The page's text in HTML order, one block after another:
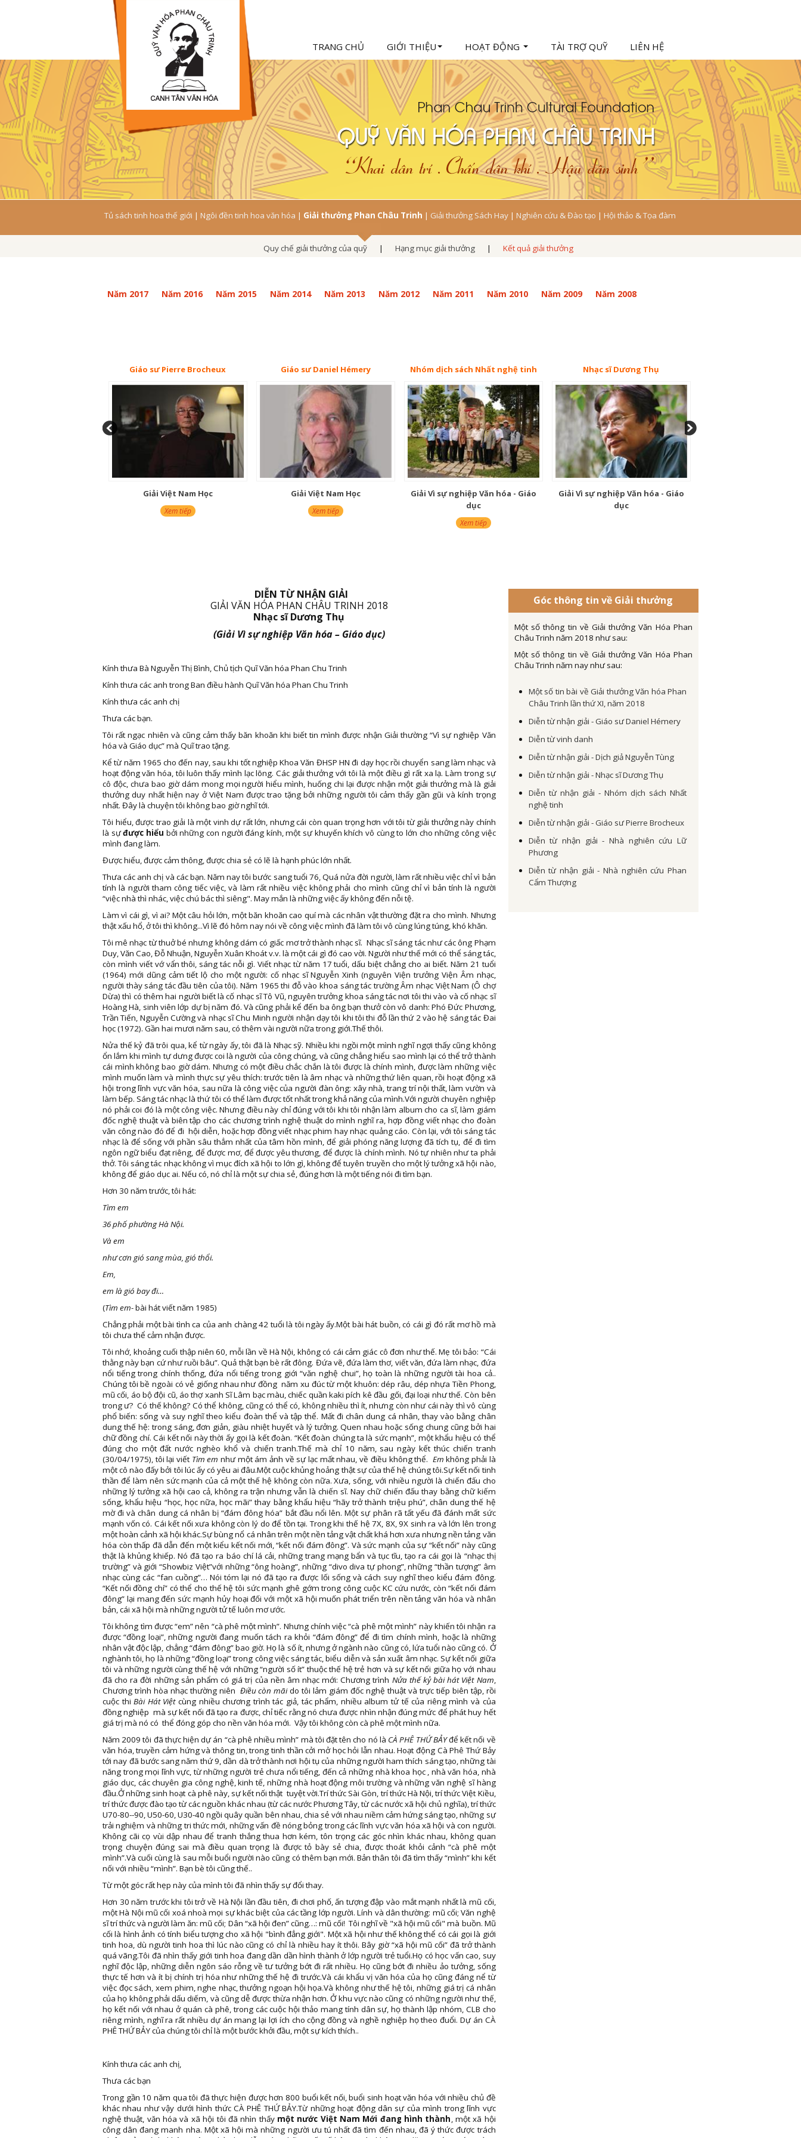
TRANG CHỦ GIỚI THIỆU HOẠT ĐỘNG TÀI TRỢ QUỸ LIÊN HỆ
Tủ sách tinh hoa thế giới | Ngôi đền tinh hoa văn hóa | Giải thưởng Phan Châu Trinh | Giải thưởng Sách Hay | Nghiên cứu & Đào tạo | Hội thảo & Tọa đàm
Quy chế giải thưởng của quỹ | Hạng mục giải thưởng | Kết quả giải thưởng
Năm 2017 Năm 2016 Năm 2015 Năm 2014 Năm 2013 Năm 2012 Năm 2011 Năm 2010 Năm 2009 Năm 2008
Giáo sư Pierre Brocheux
Giải Việt Nam Học
Xem tiếp
Giáo sư Daniel Hémery
Giải Việt Nam Học
Xem tiếp
Nhóm dịch sách Nhất nghệ tinh
Giải Vì sự nghiệp Văn hóa - Giáo
dục
Xem tiếp
Nhạc sĩ Dương Thụ
Giải Vì sự nghiệp Văn hóa - Giáo
dục
DIỄN TỪ NHẬN GIẢI
GIẢI VĂN HÓA PHAN CHÂU TRINH 2018
Nhạc sĩ Dương Thụ
(Giải Vì sự nghiệp Văn hóa – Giáo dục)
Kính thưa Bà Nguyễn Thị Bình, Chủ tịch Quĩ Văn hóa Phan Chu Trinh
Kính thưa các anh trong Ban điều hành Quĩ Văn hóa Phan Chu Trinh
Kính thưa các anh chị
Thưa các bạn.
Tôi rất ngạc nhiên và cũng cảm thấy băn khoăn khi biết tin mình được nhận Giải thường “Vì sự nghiệp Văn
hóa và Giáo dục” mà Quĩ trao tặng.
Kể từ năm 1965 cho đến nay, sau khi tốt nghiệp Khoa Văn ĐHSP HN đi dạy học rồi chuyển sang làm nhạc và
hoạt động văn hóa, tôi luôn thấy mình lạc lõng. Các giải thưởng với tôi là một điều gì rất xa lạ. Làm trong sự
cô độc, chưa bao giờ dám mong mọi người hiểu mình, huống chi lại được nhận một giải thưởng mà là giải
thưởng duy nhất hiện nay ở Việt Nam được trao tặng bởi những người tôi cảm thấy gần gũi và kính trọng
nhất. Đây là chuyện tôi không bao giờ nghĩ tới.
Tôi hiểu, được trao giải là một vinh dự rất lớn, nhưng cái còn quan trọng hơn với tôi từ giải thưởng này chính
là sựđược hiểu bởi những con người đáng kính, một sự khuyến khích vô cùng to lớn cho những công việc
mình đang làm.
Được hiểu, được cảm thông, được chia sẻ có lẽ là hạnh phúc lớn nhất.
Thưa các anh chị và các bạn. Năm nay tôi bước sang tuổi 76, Quá nửa đời người, làm rất nhiều việc chỉ vì bản
tính là người tham công tiếc việc, và làm rất nhiều việc không phải cho mình cũng chỉ vì bản tính là người
“việc nhà thì nhác, việc chú bác thì siêng". May mắn là những việc ấy không đến nỗi tệ.
Làm vì cái gì, vì ai? Một câu hỏi lớn, một băn khoăn cao quí mà các nhân vật thường đặt ra cho mình. Nhưng
thật xấu hổ, ở tôi thì không...Vì lẽ đó hôm nay nói về công việc mình đã làm tôi vô cùng lúng túng, khó khăn.
Tôi mê nhạc từ thuở bé nhưng không dám có giấc mơ trở thành nhạc sĩ. Nhạc sĩ sáng tác như các ông Phạm
Duy, Văn Cao, Đỗ Nhuận, Nguyễn Xuân Khoát v.v. là một cái gì đó cao vời. Người như thế mới có thể sáng tác,
còn mình viết vớ vẩn thôi, sáng tác nỗi gì. Viết nhạc từ năm 17 tuổi, dấu biệt chẳng cho ai biết. Năm 21 tuổi
(1964) mới dũng cảm tiết lộ cho một người: cố nhạc sĩ Nguyễn Xinh (nguyên Viện trưởng Viện Âm nhạc,
người thày sáng tác đầu tiên của tôi). Năm 1965 thi đỗ vào khoa sáng tác trường Âm nhạc Việt Nam (Ô chợ
Dừa) thì có thêm hai người biết là cố nhạc sĩ Tô Vũ, nguyên trưởng khoa sáng tác nơi tôi thi vào và cố nhạc sĩ
Hoàng Hà, sinh viên lớp dự bị năm đó. Và cũng phải kể đến ba ông bạn thưở còn vô danh: Phó Đức Phương,
Trần Tiến, Nguyễn Cường và nhạc sĩ Chu Minh người nhận dạy tôi khi tôi thi đỗ lần thứ 2 vào hệ sáng tác Đai
học (1972). Gần hai mươi năm sau, có thêm vài người nữa trong giới.Thế thôi.
Nửa thế kỷ đã trôi qua, kể từ ngày ấy, tôi đã là Nhạc sỹ. Nhiều khi ngồi một mình nghĩ ngợi thấy cũng không
ổn lắm khi mình tự dưng được coi là người của công chúng, và cũng chẳng hiểu sao mình lại có thể trở thành
cái mình không bao giờ dám. Nhưng có một điều chắc chắn là tôi được là chính mình, được làm những việc
mình muốn làm và mình thực sự yêu thích: trước tiên là âm nhạc và những thứ liên quan, rồi hoạt động xã
hội trong lĩnh vực văn hóa, sau nữa là công việc của người đàn ông: xây nhà, trang trí nội thất, làm vườn và
làm bếp. Sáng tác nhạc là thứ tôi có thể làm được tốt nhất trong khả năng của mình.Với người chuyên nghiệp
nó phải coi đó là một công việc. Nhưng điều này chỉ đúng với tôi khi tôi nhận làm album cho ca sĩ, làm giám
đốc nghệ thuật và biên tập cho các chương trình nghệ thuật do mình nghĩ ra, hợp đồng viết nhạc cho đoàn
văn công nào đó để đi hội diễn, hoặc hợp đồng viết nhạc phim hay nhạc quảng cáo. Còn lại, với tôi sáng tác
nhạc là để sống với phần sâu thẳm nhất của tâm hồn mình, để giải phóng năng lượng đã tích tụ, để đi tìm
ngôn ngữ biểu đạt riêng, để được mơ, để được yêu thương, để được là chính mình. Nó tự nhiên như ta phải
thở. Tôi sáng tác nhạc không vì mục đích xã hội to lớn gì, không để tuyên truyền cho một lý tưởng xã hội nào,
không để giáo dục ai. Nếu có, nó chỉ là một sự chia sẻ, đúng hơn là một tiếng nói đi tìm bạn.
Hơn 30 năm trước, tôi hát:
Tìm em
36 phố phường Hà Nội.
Và em
như cơn gió sang mùa, gió thổi.
Em,
em là gió bay đi…
(Tìm em- bài hát viết năm 1985)
Chẳng phải một bài tình ca của anh chàng 42 tuổi là tôi ngày ấy.Một bài hát buồn, có cái gì đó rất mơ hồ mà
tôi chưa thể cảm nhận được.
Tôi nhớ, khoảng cuối thập niên 60, mỗi lần về Hà Nội, không có cái cảm giác cô đơn như thế. Mẹ tôi bảo: “Cái
thằng này bạn cứ như ruồi bâu”. Quả thật bạn bè rất đông. Đứa vẽ, đứa làm thơ, viết văn, đứa làm nhạc, đứa
nổi tiếng trong chính thống, đứa nổi tiếng trong giới “văn nghệ chui”, họ toàn là những người tài hoa cả..
Chúng tôi bề ngoài có vẻ giống nhau như đồng năm xu đúc từ một khuôn: dép râu, dép nhựa Tiền Phong,
mũ cối, áo bộ đội cũ, áo thợ xanh Sĩ Lâm bạc màu, chiếc quần kaki pích kê đầu gối, đại loại như thế. Còn bên
trong ư? Có thế không? Có thể không, cũng có thể có, không nhiều thì ít, nhưng còn như cái này thì vô cùng
phổ biến: sống và suy nghĩ theo kiểu đoàn thể và tập thể. Mất đi chân dung cá nhân, thay vào bằng chân
dung thế hệ: trong sáng, đơn giản, giàu nhiệt huyết và lý tưởng. Quen nhau hoặc sống chung cũng bởi hai
chữ đồng chí. Cái kết nối này thời ấy gọi là kết đoàn. “Kết đoàn chúng ta là sức mạnh”, một khẩu hiệu có thể
đúng cho một đất nước nghèo khổ và chiến tranh.Thế mà chỉ 10 năm, sau ngày kết thúc chiến tranh
(30/04/1975), tôi lại viết Tìm emnhư một ám ảnh về sự lạc mất nhau, về điều không thể. Emkhông phải là
một cô nào đấy bởi tôi lúc ấy có yêu ai đâu.Một cuộc khủng hoảng thật sự của thế hệ chúng tôi.Sự kết nối tinh
thần để làm nên sức mạnh của cả một thế hệ không còn nữa. Xưa, sống, với nhiều người là chiến đấu cho
những lý tưởng xã hội cao cả, không ra trận nhưng vẫn là chiến sĩ. Nay chữ chiến đấu thay bằng chữ kiếm
sống, khẩu hiệu “học, học nữa, học mãi” thay bằng khẩu hiệu “hãy trở thành triệu phú”, chân dung thế hệ
mờ đi và chân dung cá nhân bị “đám đông hóa” bắt đầu nổi lên. Một sự phân rã tất yếu đã đánh mất sức
mạnh vốn có. Cái kết nối xưa không còn lý do để tồn tại. Trong khi thế hệ 7X, 8X, 9X sinh ra và lớn lên trong
một hoàn cảnh xã hội khác.Sự bùng nổ cá nhân trên một nền tảng vật chất khá hơn xưa nhưng nền tảng văn
hóa còn thấp đã dẫn đến một kiểu kết nối mới, “kết nối đám đông”. Và sức mạnh của sự “kết nối” này cũng
thật là khủng khiếp. Nó đã tạo ra báo chí lá cải, những trang mạng bẩn và tục tĩu, tạo ra cái gọi là “nhạc thị
trường” và giới “Showbiz Việt”với những “ông hoàng”, những “divo diva tự phong”, những “thần tượng” âm
nhạc cùng các “fan cuồng”… Nói tóm lại nó đã tạo ra được lối sống và cách suy nghĩ theo kiểu đám đông.
“Kết nối đồng chí” có thể cho thế hệ tôi sức mạnh ghê gớm trong công cuộc KC cứu nước, còn “kết nối đám
đông” lại mang đến sức mạnh hủy hoại đối với một xã hội muốn phát triển trên nền tảng văn hóa và nhân
bản, cái xã hội mà những người tử tế luôn mơ ước.
Tôi không tìm được “em” nên “cà phê một mình”. Nhưng chính việc “cà phê một mình” này khiến tôi nhận ra
được “đồng loại”, những người đang muốn tách ra khỏi “đám đông” để đi tìm chính mình, hoặc là những
nhân vật độc lập, chẳng “đám đông” bao giờ. Họ là số ít, nhưng ở ngành nào cũng có, lứa tuổi nào cũng có. Ở
nghành tôi, họ là những “đồng loại” trong công việc sáng tác, biểu diễn và sản xuất âm nhạc. Sự kết nối giữa
tôi và những người cùng thế hệ với những “người số ít” thuộc thế hệ trẻ hơn và sự kết nối giữa họ với nhau
đã cho ra đời những sản phẩm có giá trị của nền âm nhạc mới: Chương trình Nửa thế kỷ bài hát Việt Nam,
Chương trình hòa nhạc thường niên Điều còn mãido tôi lảm giám đốc nghệ thuật và trực tiếp biên tập, rồi
cuộc thiBài Hát Việtcùng nhiều chương trình tác giả, tác phẩm, nhiều album tử tế của riêng mình và của
đồng nghiệp mà sự kết nối đã tạo ra được, chỉ tiếc rằng nó chưa được nhìn nhận đúng mức để phát huy hết
giá trị mà nó có thể đóng góp cho nền văn hóa mới. Vậy tôi không còn cà phê một mình nữa.
Năm 2009 tôi đã thực hiện dự án “cà phê nhiều mình” mà tôi đặt tên cho nó là CÀ PHÊ THỨ BẢYđể kết nối về
văn hóa, truyền cảm hứng và thông tin, trong tinh thần cởi mở học hỏi lẫn nhau. Hoạt động Cà Phê Thứ Bảy
tới nay đã bước sang năm thứ 9, dần dà trở thành nơi hội tụ của những người ham thích sáng tạo, những tài
năng trong mọi lĩnh vực, từ những người trẻ chưa nổi tiếng, đến cả những nhà khoa học , nhà văn hóa, nhà
giáo dục, các chuyên gia công nghệ, kinh tế, những nhà hoạt động môi trường và những văn nghệ sĩ hàng
đầu.Ở những sinh hoạt cà phê này, sự kết nối thật tuyệt vời.Trí thức Sài Gòn, trí thức Hà Nội, trí thức Việt Kiều,
trí thức được đào tạo từ các nguồn khác nhau (từ các nước Phương Tây, từ các nước xã hội chủ nghĩa), trí thức
U70-80--90, U50-60, U30-40 ngồi quây quần bên nhau, chia sẻ với nhau niềm cảm hứng sáng tạo, những sự
trải nghiệm và những tri thức mới, những vấn đề nóng bỏng trong các lĩnh vực văn hóa xã hội và con người.
Không cãi cọ vùi dập nhau để tranh thắng thua hơn kém, tôn trọng các góc nhìn khác nhau, không quan
trọng chuyện đúng sai mà điều quan trọng là được tỏ bày sẻ chia, được thoát khỏi cảnh “cà phê một
mình”.Và cuối cùng là sau mỗi buổi người nào cũng có thêm bạn mới. Bản thân tôi đã tìm thấy “mình” khi kết
nối với nhiều “mình”. Bạn bè tôi cũng thế..
Từ một góc rất hẹp này của mình tôi đã nhìn thấy sự đổi thay.
Hơn 30 năm trước khi tôi trở về Hà Nội lần đầu tiên, đi chơi phố, ấn tượng đập vào mắt mạnh nhất là mũ cối,
một Hà Nội mũ cối xoá nhoà mọi sự khác biệt của các tầng lớp người. Lính và dân thường: mũ cối; Văn nghệ
sĩ trí thức và người làm ăn: mũ cối; Dân “xã hội đen” cũng…: mũ cối! Tôi nghĩ về "xã hội mũ cối" mà buồn. Mũ
cối là hình ảnh có tính biểu tượng cho xã hội "bình đẳng giới". Một xã hội như thế không thể có cái gọi là giới
tinh hoa, dù người tinh hoa thì lúc nào cũng có chỉ là nhiều hay ít thôi. Bây giờ “xã hội mũ cối” đã trở thành
quá vãng.Tôi đã nhìn thấy giới tinh hoa đang dần dần hình thành ở lớp người trẻ tuổi.Họ có học vấn cao, suy
nghĩ độc lập, những diễn ngôn sáo rỗng về tư tưởng bớt đi rất nhiều. Họ cũng bớt đi nhiều ảo tưởng, sống
thực tế hơn và ít bị chính trị hóa như những thế hệ đi trước.Và cái khẩu vị văn hóa của họ cũng đáng nể từ
việc đọc sách, xem phim, nghe nhạc, thưởng ngoạn hội họa.Và không như thế hệ tôi, những giá trị cá nhân
của họ không phải dấu diếm, và cũng dễ được thừa nhận hơn. Ở khu vực nào cũng có những người như thế,
họ kết nối với nhau ở quán cà phê, trong các cuộc hội thảo mang tính dân sự, họ thành lập nhóm, CLB cho
riêng mình, nghĩ ra rất nhiều dự án mang lại lợi ích cho cộng đồng và nghề nghiệp họ theo đuổi. Dự án CÀ
PHÊ THỨ BẢY của chúng tôi chỉ là một bước khởi đầu, một sự kích thích..
Kính thưa các anh chị,
Thưa các bạn
Trong gần 10 năm qua tôi đã thực hiện được hơn 800 buổi kết nối, buổi sinh hoạt văn hóa với nhiều chủ đề
khác nhau như vậy dưới hình thức CÀ PHÊ THỨ BẢY.Từ những hoạt động dân sự của mình trong lĩnh vực
nghệ thuật, văn hóa và xã hội tôi đã nhìn thấy một nước Việt Nam Mới đang hình thành, một xã hội
công dân đang manh nha. Một xã hội mà những người ưu tú nhất đã tìm đến nhau, đã ý thức được trách
Góc thông tin về Giải thưởng
Một số thông tin về Giải thưởng Văn Hóa Phan
Châu Trinh năm 2018 như sau:
Một số thông tin về Giải thưởng Văn Hóa Phan
Châu Trinh năm nay như sau:
Một số tin bài về Giải thưởng Văn hóa Phan
Châu Trinh lần thứ XI, năm 2018
Diễn từ nhận giải - Giáo sư Daniel Hémery
Diễn từ vinh danh
Diễn từ nhận giải - Dịch giả Nguyễn Tùng
Diễn từ nhận giải - Nhạc sĩ Dương Thụ
Diễn từ nhận giải - Nhóm dịch sách Nhất
nghệ tinh
Diễn từ nhận giải - Giáo sư Pierre Brocheux
Diễn từ nhận giải - Nhà nghiên cứu Lữ
Phương
Diễn từ nhận giải - Nhà nghiên cứu Phan
Cẩm Thượng